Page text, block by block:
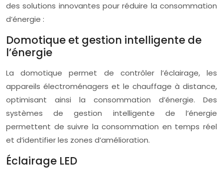
des solutions innovantes pour réduire la consommation
d’énergie :
Domotique et gestion intelligente de
l’énergie
La domotique permet de contrôler l’éclairage, les
appareils électroménagers et le chauffage à distance,
optimisant ainsi la consommation d’énergie. Des
systèmes de gestion intelligente de l’énergie
permettent de suivre la consommation en temps réel
et d’identifier les zones d’amélioration.
Éclairage LED